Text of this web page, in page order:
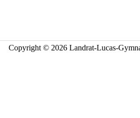
Copyright © 2026 Landrat-Lucas-